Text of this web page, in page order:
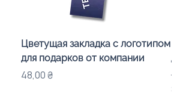
Цветущая закладка с логотипом
для подарков от компании
Цена
48,00 ₴
для
Цена